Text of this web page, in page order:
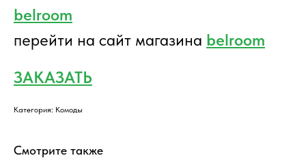
belroom
перейти на сайт магазина belroom
ЗАКАЗАТЬ
Категория: Комоды
Смотрите также